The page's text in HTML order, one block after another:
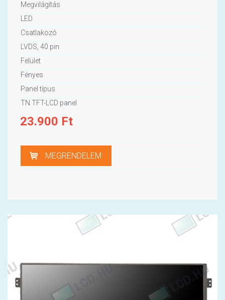
Megvilágítás
LED
Csatlakozó
LVDS, 40 pin
Felület
Fényes
Panel típus
TN TFT-LCD panel
23.900 Ft
MEGRENDELEM